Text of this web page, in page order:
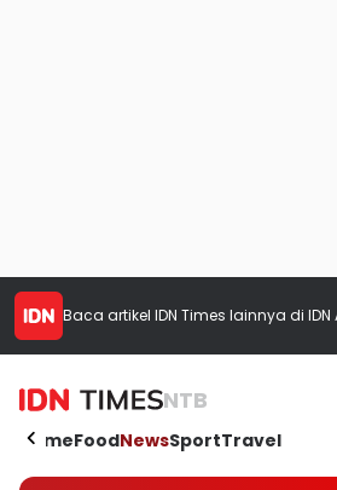
Baca artikel IDN Times lainnya di IDN
NTB
HomeFoodNewsSportTravel